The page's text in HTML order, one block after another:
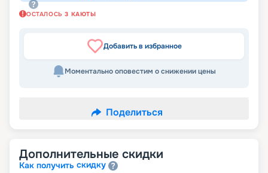
ОСТАЛОСЬ 3 КАЮТЫ
Добавить в избранное
Моментально оповестим о снижении цены
Поделиться
Дополнительные скидки
Как получить скидку